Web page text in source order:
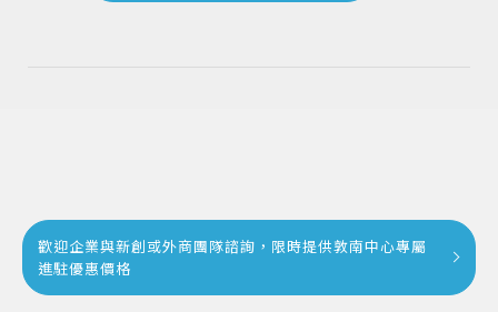
歡迎企業與新創或外商團隊諮詢，限時提供敦南中心專屬
進駐優惠價格